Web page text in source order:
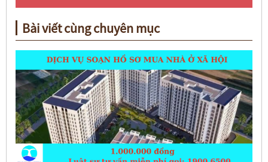
Bài viết cùng chuyên mục